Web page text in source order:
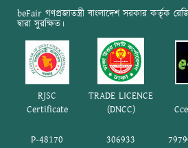
beFair গণপ্রজাতন্ত্রী বাংলাদেশ সরকার কর্তৃক
দ্বারা সুরক্ষিত।
RJSC
Certificate
TRADE LICENCE
(DNCC)
P-48170 306933